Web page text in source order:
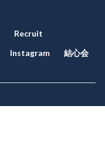
Recruit
Instagram
結心会